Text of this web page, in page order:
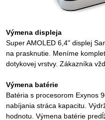
Výmena displeja
Super AMOLED 6,4" displej
na prasknutie. Meníme
dotykovej vrstvy. Zákazníka
Výmena batérie
Batéria s procesorom Exynos
nabíjania stráca kapacitu.
hodnotu. Výmena batérie